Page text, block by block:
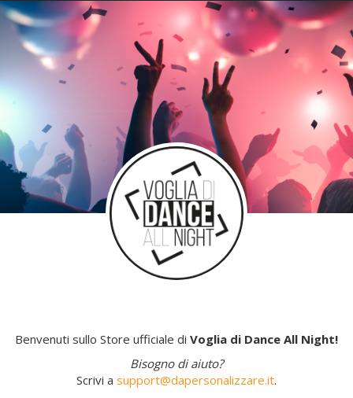
Benvenuti sullo Store ufficiale di Voglia di Dance All Night!
Bisogno di aiuto?
Scrivi a support@dapersonalizzare.it.